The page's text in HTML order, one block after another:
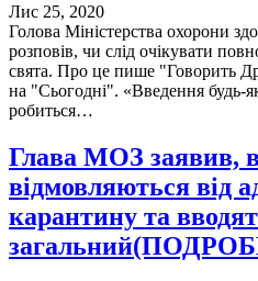
Лис 25, 2020
Голова Міністерства охорони
розповів, чи слід очікувати
свята. Про це пише "Говорить
на "Сьогодні". «Введення будь-
робиться…
Глава МОЗ заявив, в
відмовляються від
карантину та